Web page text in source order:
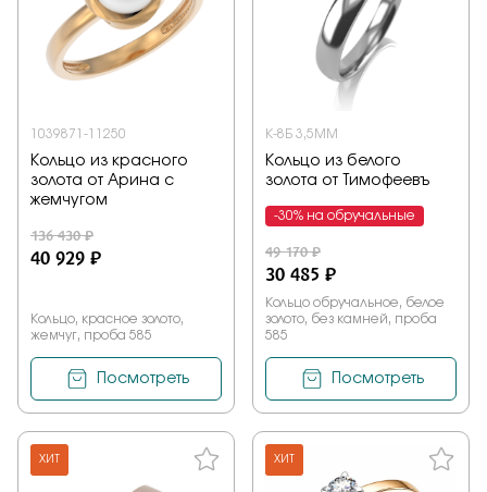
1039871-11250
Кольцо из красного
золота от Арина с
жемчугом
136 430 ₽
40 929 ₽
Кольцо, красное золото,
жемчуг, проба 585
Посмотреть
К-8Б 3,5ММ
Кольцо из белого
золота от Тимофеевъ
-30% на обручальные
49 170 ₽
30 485 ₽
Кольцо обручальное, белое
золото, без камней, проба
585
Посмотреть
ХИТ ХИТ